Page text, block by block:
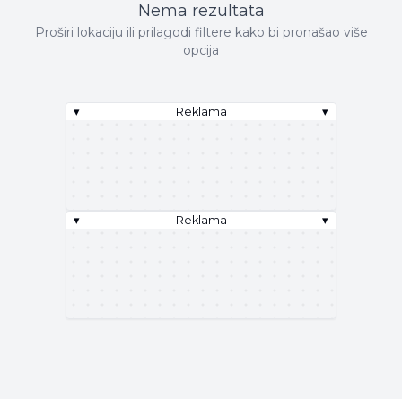
Nema rezultata
Proširi lokaciju ili prilagodi filtere kako bi pronašao više
opcija
▾ Reklama ▾
▾ Reklama ▾